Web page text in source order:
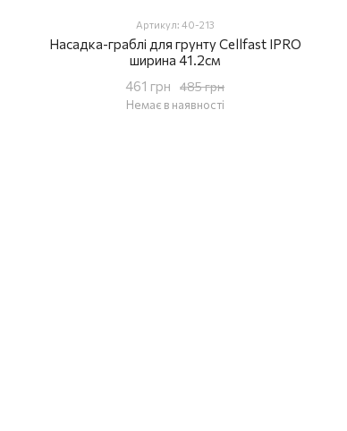
Артикул: 40-213
Насадка-граблі для грунту Cellfast IPRO
ширина 41.2см
485 грн
461 грн
Немає в наявності